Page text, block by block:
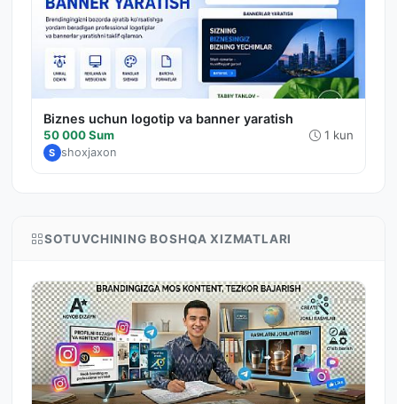
Biznes uchun logotip va banner yaratish
50 000 Sum 1 kun
S shoxjaxon
SOTUVCHINING BOSHQA XIZMATLARI